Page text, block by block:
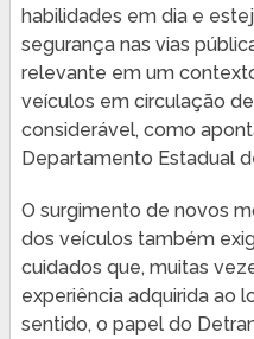
habilidades em dia e
segurança nas vias
relevante em um
veículos em circulação
considerável, como
Departamento Estadual
O surgimento de novos
dos veículos também
cuidados que, muitas
experiência adquirida ao
sentido, o papel do